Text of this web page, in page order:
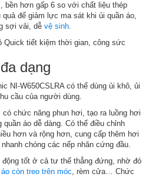
bền hơn gấp 6 so với chất liệu thép
quả để giảm lực ma sát khi ủi quần áo,
sợi vải, dễ vệ sinh.
dạng
NI-W650CSLRA có thể dùng ủi khô, ủi
cầu của người dùng.
chức năng phun hơi, tạo ra luồng hơi
áo dễ dàng. Có thể điều chỉnh
hơn và rộng hơn, cung cấp thêm hơi
chóng các nếp nhăn cứng đầu.
tốt ở cả tư thế thẳng đứng, nhờ đó
còn treo trên móc, rèm cửa… Chức